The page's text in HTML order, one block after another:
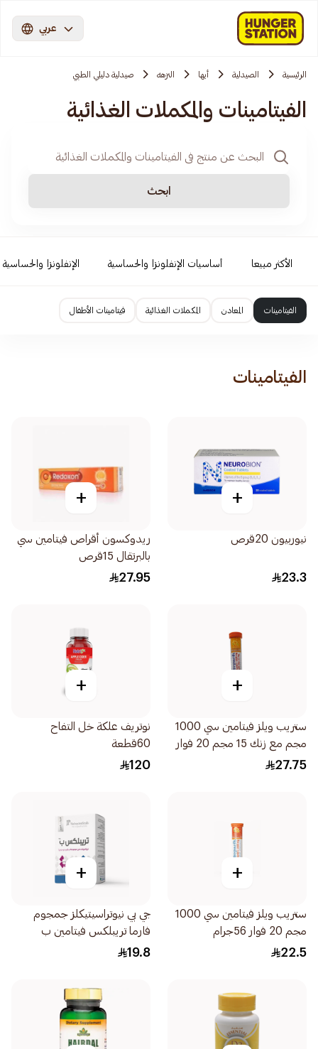
عربي
الرئيسية الصيدلية أبها النزهه صيدلية دليلي الطبي
الفيتامينات والمكملات الغذائية
ابحث
الأكثر مبيعا أساسيات الإنفلونزا والحساسية الإنفلونزا والحساسية
الفيتامينات المعادن المكملات الغذائية فيتامينات الأطفال
الفيتامينات
+
نيوربيون 20قرص
23.3
+
ريدوكسون أقراص فيتامين سي
بالبرتقال 15قرص
27.95
+
ستريب ويلز فيتامين سي 1000
مجم مع زنك 15 مجم 20 فوار
56جرام
27.75
+
نوتريف علكة خل التفاح
60قطعة
120
+
ستريب ويلز فيتامين سي 1000
مجم 20 فوار 56جرام
22.5
+
جي بي نيوتراسيتيكلز جمجوم
فارما تريبلكس فيتامين ب
30قرص
19.8